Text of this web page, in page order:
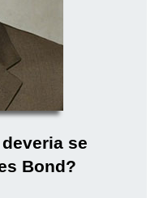
se
Bond?